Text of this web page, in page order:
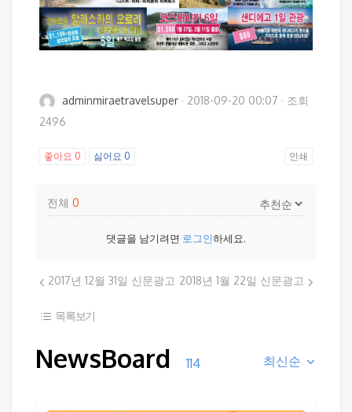
adminmiraetravelsuper · 2018-09-20 00:07 · 조회
2496
좋아요 0 싫어요 0 인쇄
전체 0
댓글을 남기려면 로그인하세요.
2017년 12월 31일 신문광고 2018년 1월 22일 신문광고
목록보기
NewsBoard 114 최신순